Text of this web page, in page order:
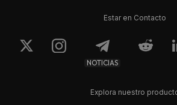
Estar en Contacto
NOTICIAS
Explora nuestro